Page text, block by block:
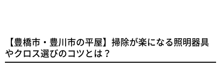
【豊橋市・豊川市の平屋】掃除が楽になる照明器具
やクロス選びのコツとは？